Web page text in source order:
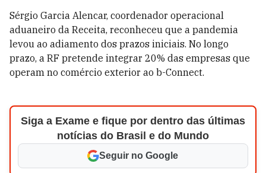
Sérgio Garcia Alencar, coordenador operacional
aduaneiro da Receita, reconheceu que a pandemia
levou ao adiamento dos prazos iniciais. No longo
prazo, a RF pretende integrar 20% das empresas que
operam no comércio exterior ao b-Connect.
Siga a Exame e fique por dentro das últimas
notícias do Brasil e do Mundo
Seguir no Google